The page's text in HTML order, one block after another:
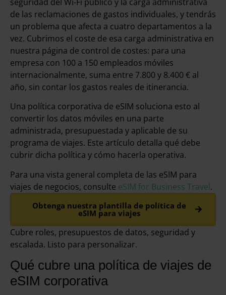
de las reclamaciones de gastos individuales, y tendrás
un problema que afecta a cuatro departamentos a la
vez. Cubrimos el coste de esa carga administrativa en
nuestra página de control de costes: para una
empresa con 100 a 150 empleados móviles
internacionalmente, suma entre 7.800 y 8.400 € al
año, sin contar los gastos reales de itinerancia.
Una política corporativa de eSIM soluciona esto al
convertir los datos móviles en una parte
administrada, presupuestada y aplicable de su
programa de viajes. Este artículo detalla qué debe
cubrir dicha política y cómo hacerla operativa.
Para una vista general completa de las eSIM para
viajes de negocios, consulte eSIM for Business Travel.
Obtenga nuestra plantilla de política de
eSIM para viajes
Cubre roles, presupuestos de datos, seguridad y
escalada. Listo para personalizar.
Qué cubre una política de viajes de
eSIM corporativa